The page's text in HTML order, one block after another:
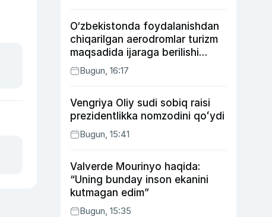
O‘zbekistonda foydalanishdan
chiqarilgan aerodromlar turizm
maqsadida ijaraga berilishi
mumkin
Bugun, 16:17
Vengriya Oliy sudi sobiq raisi
prezidentlikka nomzodini qoʻydi
Bugun, 15:41
Valverde Mourinyo haqida:
“Uning bunday inson ekanini
kutmagan edim”
Bugun, 15:35